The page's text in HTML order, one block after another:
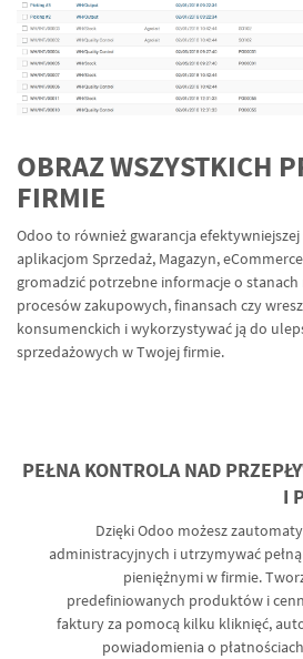
OBRAZ WSZYSTKICH
FIRMIE
Odoo to również gwarancja efektywniejszej
aplikacjom Sprzedaż, Magazyn,
gromadzić potrzebne informacje o
procesów zakupowych, finansach czy
konsumenckich i wykorzystywać ją do
sprzedażowych w Twojej firmie.
PEŁNA KONTROLA NAD
I
Dzięki Odoo możesz
administracyjnych i utrzymywać
pieniężnymi w firmie.
predefiniowanych produktów i
faktury za pomocą kilku kliknięć,
powiadomienia o